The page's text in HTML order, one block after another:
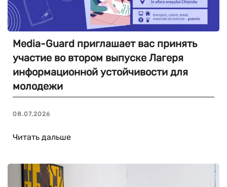
Media-Guard приглашает вас принять
участие во втором выпуске Лагеря
информационной устойчивости для
молодежи
08.07.2026
Читать дальше